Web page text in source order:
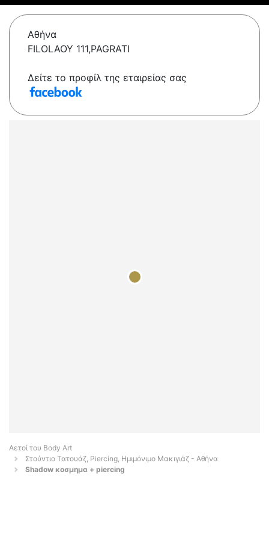
Αθήνα
FILOLAOY 111,PAGRATI
Δείτε το προφίλ της εταιρείας σας
Αετοί του Body Art
Στούντιο Τατουάζ, Piercing, Ημιμόνιμο Μακιγιάζ - Αθήνα
Shadow κοσμημα + piercing